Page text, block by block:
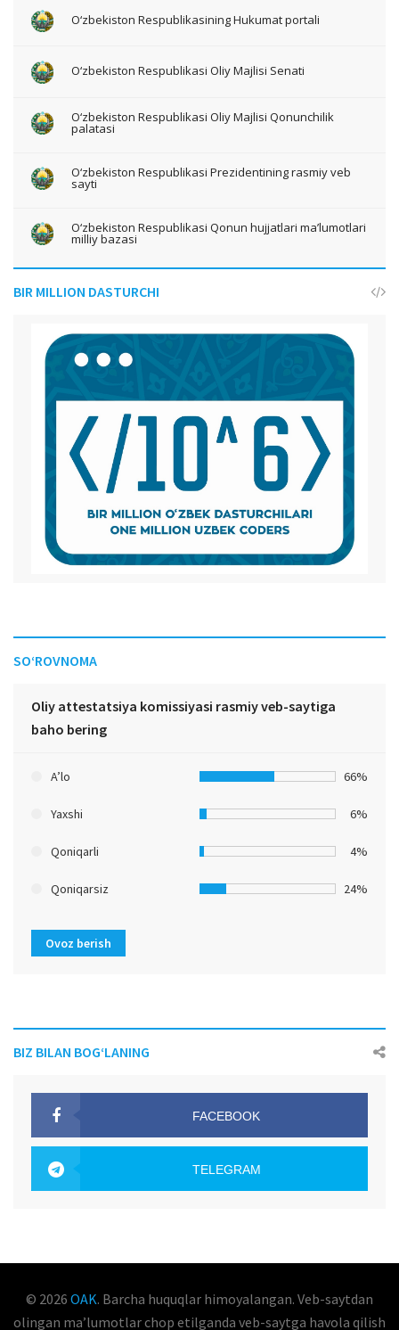
O‘zbekiston Respublikasining Hukumat portali
O‘zbekiston Respublikasi Oliy Majlisi Senati
O‘zbekiston Respublikasi Oliy Majlisi Qonunchilik
palatasi
O‘zbekiston Respublikasi Prezidentining rasmiy veb
sayti
O‘zbekiston Respublikasi Qonun hujjatlari ma’lumotlari
milliy bazasi
BIR MILLION DASTURCHI
SO‘ROVNOMA
Oliy attestatsiya komissiyasi rasmiy veb-saytiga
baho bering
A’lo 66%
Yaxshi 6%
Qoniqarli 4%
Qoniqarsiz 24%
Ovoz berish
BIZ BILAN BOG‘LANING
FACEBOOK
TELEGRAM
© 2026 OAK. Barcha huquqlar himoyalangan. Veb-saytdan
olingan maʼlumotlar chop etilganda veb-saytga havola qilish